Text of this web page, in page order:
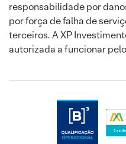
responsabilidade por
por força de falha de
terceiros. A XP
autorizada a funcionar